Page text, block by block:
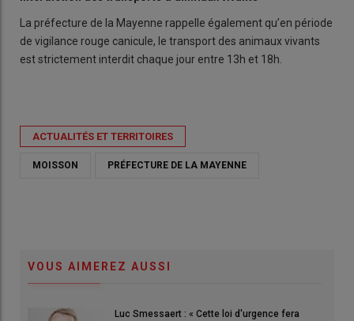
La préfecture de la Mayenne rappelle également qu’en période
de vigilance rouge canicule, le transport des animaux vivants
est strictement interdit chaque jour entre 13h et 18h.
ACTUALITÉS ET TERRITOIRES
MOISSON PRÉFECTURE DE LA MAYENNE
VOUS AIMEREZ AUSSI
Luc Smessaert : « Cette loi d'urgence fera